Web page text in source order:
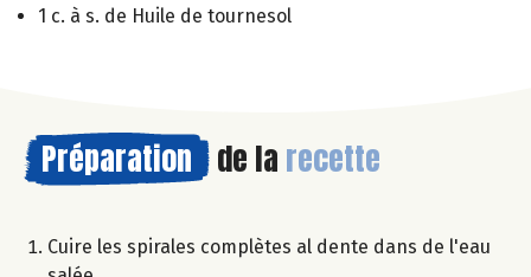
1 c. à s. de Huile de tournesol
Préparation de la recette
Cuire les spirales complètes al dente dans de l'eau